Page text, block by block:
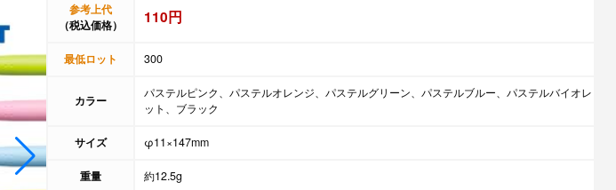
参考上代
（税込価格）
110円
最低ロット 300
カラー
パステルピンク、パステルオレンジ、パステルグリーン、パステルブルー、パステルバイオレ
ット、ブラック
サイズ φ11×147mm
重量 約12.5g